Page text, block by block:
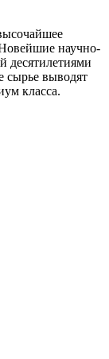
научно-
десятилетиями
сырье выводят
класса.